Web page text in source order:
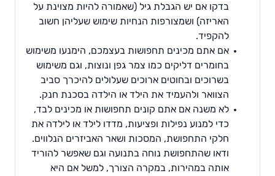
בדקו אם יש הגבלת גיל (שאמורה להיות מצוינת על
האריזה) ושמצורפות הנחיות שימוש שעליהן חשוב
להקפיד.
אם אתם מכינים תחפושות בעצמכם, הימנעו משימוש
בחומרים דליקים כמו צמר גפן ונוצות, וגם משימוש
בשרוכים ובחוטים ארוכים שעלולים להיכרך סביב
הצוואר ולהעמיד את הילד או הילדה בסכנת חנק.
לא משנה אם אתם קונים תחפושות או מכינים לבד,
כדי למנוע נפילות ופציעות, מדדו לילד או לילדה את
חלקי התחפושת, המסכות ושאר האביזרים הנלווים.
ודאו שהתחפושת נוחה בתנועה וגם שאפשר להוריד
אותה במהירות, במקרה הצורך, למשל אם היא